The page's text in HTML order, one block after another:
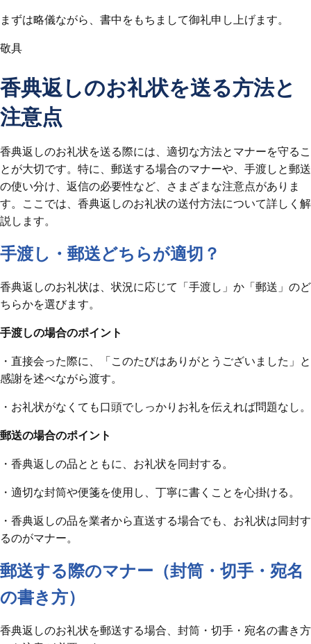
まずは略儀ながら、書中をもちまして御礼申し上げます。
敬具
香典返しのお礼状を送る方法と
注意点
香典返しのお礼状を送る際には、適切な方法とマナーを守るこ
とが大切です。特に、郵送する場合のマナーや、手渡しと郵送
の使い分け、返信の必要性など、さまざまな注意点がありま
す。ここでは、香典返しのお礼状の送付方法について詳しく解
説します。
手渡し・郵送どちらが適切？
香典返しのお礼状は、状況に応じて「手渡し」か「郵送」のど
ちらかを選びます。
手渡しの場合のポイント
・直接会った際に、「このたびはありがとうございました」と
感謝を述べながら渡す。
・お礼状がなくても口頭でしっかりお礼を伝えれば問題なし。
郵送の場合のポイント
・香典返しの品とともに、お礼状を同封する。
・適切な封筒や便箋を使用し、丁寧に書くことを心掛ける。
・香典返しの品を業者から直送する場合でも、お礼状は同封す
るのがマナー。
郵送する際のマナー（封筒・切手・宛名
の書き方）
香典返しのお礼状を郵送する場合、封筒・切手・宛名の書き方